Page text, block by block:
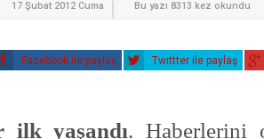
17 Şubat 2012 Cuma Bu yazı 8313 kez okundu
Facebook ile paylaş Twittter ile paylaş
ilk yaşandı. Haberlerini